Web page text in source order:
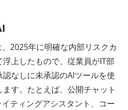
2025年に明確な内部リスクカ
浮上したもので、従業員がIT部
認なしに未承認のAIツールを使
ます。たとえば、公開チャット
ティングアシスタント、コー